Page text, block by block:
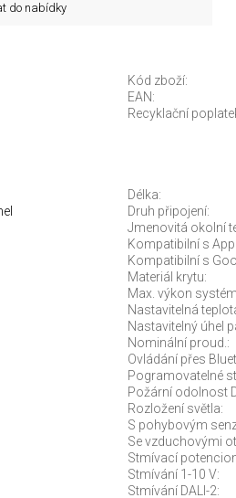
do nabídky
Kód zboží:
EAN:
Recyklační
Délka:
Druh připojení:
Jmenovitá okolní
Kompatibilní s
Kompatibilní s
Materiál krytu:
Max. výkon
Nastavitelná
Nastavitelný úhel
Nominální proud.:
Ovládání přes
Pogramovatelné
Požární odolnost
Rozložení světla:
S pohybovým
Se vzduchovými
Stmívací
Stmívání 1-10 V:
Stmívání DALI-2: